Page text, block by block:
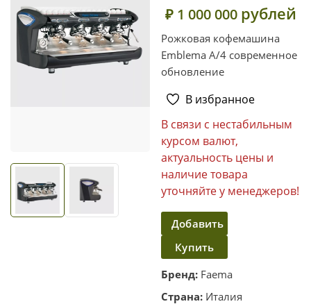
₽ 1 000 000 рублей
Рожковая кофемашина
Emblema A/4 современное
обновление
В избранное
В связи с нестабильным
курсом валют,
актуальность цены и
наличие товара
уточняйте у менеджеров!
Добавить
в
корзину
Купить
в один
клик
Бренд: Faema
Страна: Италия